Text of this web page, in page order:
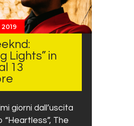
2019
Lights” in
13
giorni dall’uscita
“Heartless”, The